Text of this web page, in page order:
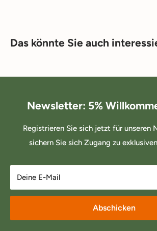
Das könnte Sie auch
Newsletter: 5%
Registrieren Sie sich jetzt für unseren
sichern Sie sich Zugang zu
Deine E-Mail
Abschicken